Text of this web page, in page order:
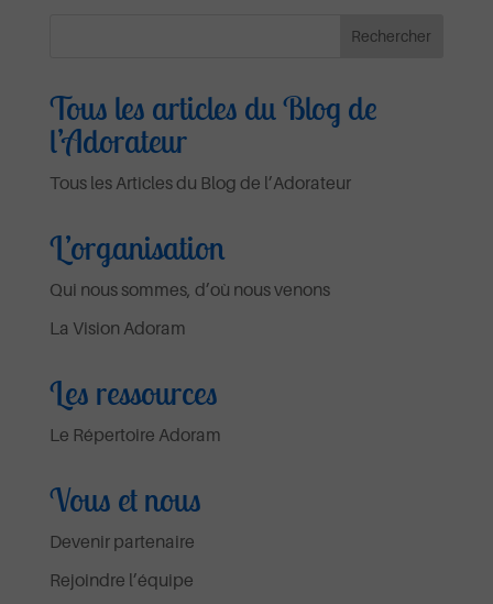
Tous les articles du Blog de
l’Adorateur
Tous les Articles du Blog de l’Adorateur
L’organisation
Qui nous sommes, d’où nous venons
La Vision Adoram
Les ressources
Le Répertoire Adoram
Vous et nous
Devenir partenaire
Rejoindre l’équipe